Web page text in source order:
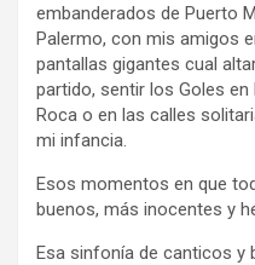
embanderados de Puerto
Palermo, con mis amigos
pantallas gigantes cual
partido, sentir los Goles en
Roca o en las calles
mi infancia.
Esos momentos en que
buenos, más inocentes y
Esa sinfonía de canticos y